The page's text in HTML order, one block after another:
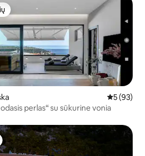
Vidutinis
5 (93)
perlas“ su sūkurine vonia